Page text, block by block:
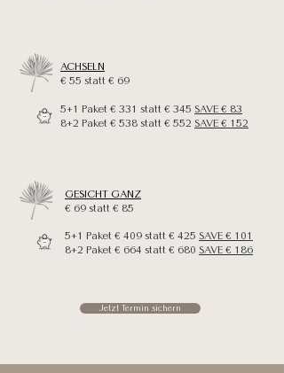
ACHSELN
€ 55 statt € 69
5+1 Paket € 331 statt € 345 SAVE € 83
8+2 Paket € 538 statt € 552 SAVE € 152
GESICHT GANZ
€ 69 statt € 85
5+1 Paket € 409 statt € 425 SAVE € 101
8+2 Paket € 664 statt € 680 SAVE € 186
Jetzt Termin sichern